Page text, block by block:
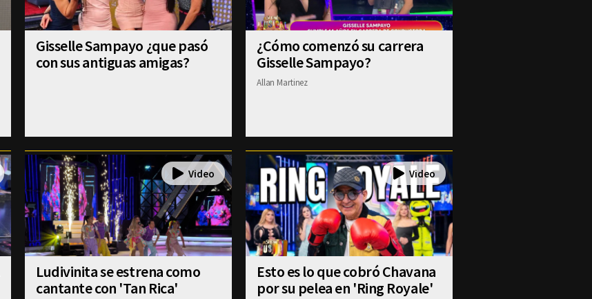
Gisselle Sampayo ¿que pasó
con sus antiguas amigas?
¿Cómo comenzó su carrera
Gisselle Sampayo?
Allan Martinez
Ludivinita se estrena como
cantante con 'Tan Rica'
Esto es lo que cobró Chavana
por su pelea en 'Ring Royale'